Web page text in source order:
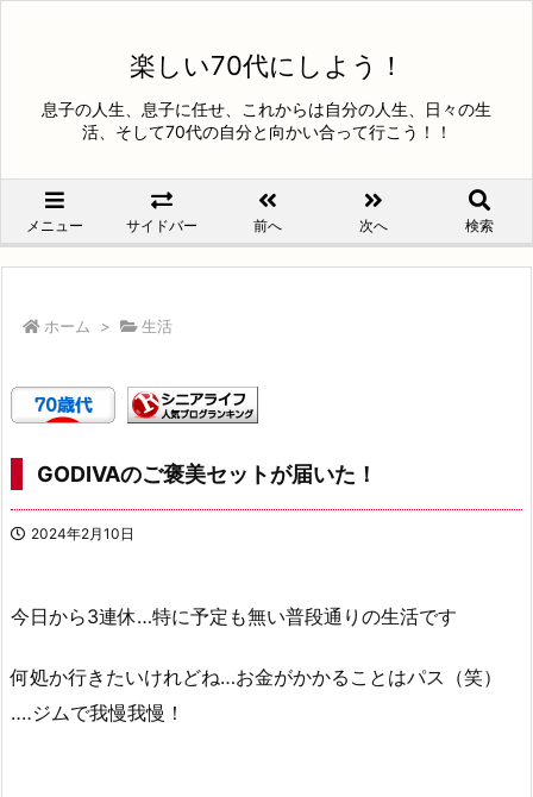
楽しい70代にしよう！
息子の人生、息子に任せ、これからは自分の人生、日々の生
活、そして70代の自分と向かい合って行こう！！
メニュー サイドバー 前へ 次へ 検索
ホーム > 生活
GODIVAのご褒美セットが届いた！
2024年2月10日
今日から3連休…特に予定も無い普段通りの生活です
何処か行きたいけれどね…お金がかかることはパス（笑）
‥‥ジムで我慢我慢！